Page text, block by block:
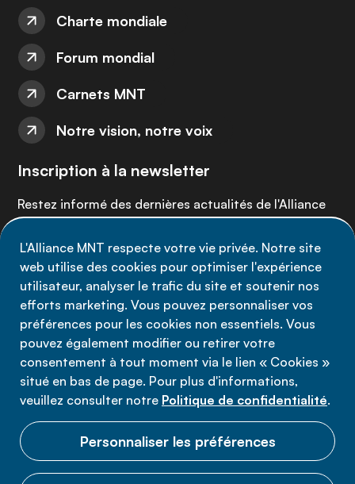
L'Alliance MNT respecte votre vie privée. Notre site
web utilise des cookies pour optimiser l'expérience
utilisateur, analyser le trafic du site et soutenir nos
efforts marketing. Vous pouvez personnaliser vos
préférences pour les cookies non essentiels. Vous
pouvez également modifier ou retirer votre
consentement à tout moment via le lien « Cookies »
situé en bas de page. Pour plus d'informations,
veuillez consulter notre Politique de confidentialité.
Personnaliser les préférences
Charte mondiale
Forum mondial
Carnets MNT
Notre vision, notre voix
Inscription à la newsletter
Restez informé des dernières actualités de l'Alliance
Inscrivez-vous maintenant
Politique de confidentialité
Conditions d'utilisation